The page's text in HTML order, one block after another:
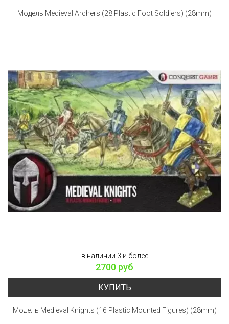
Модель Medieval Archers (28 Plastic Foot Soldiers) (28mm)
в наличии 3 и более
2700 руб
КУПИТЬ
Модель Medieval Knights (16 Plastic Mounted Figures) (28mm)